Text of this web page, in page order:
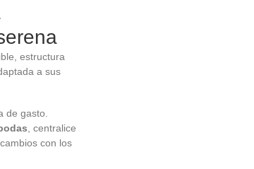
estructura
a sus
de gasto.
, centralice
con los